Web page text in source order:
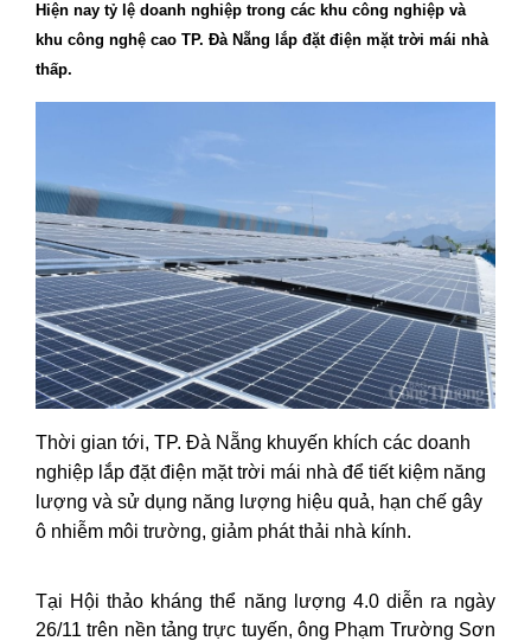
Hiện nay tỷ lệ doanh nghiệp trong các khu công nghiệp và
khu công nghệ cao TP. Đà Nẵng lắp đặt điện mặt trời mái nhà
thấp.
Thời gian tới, TP. Đà Nẵng khuyến khích các doanh
nghiệp lắp đặt điện mặt trời mái nhà để tiết kiệm năng
lượng và sử dụng năng lượng hiệu quả, hạn chế gây
ô nhiễm môi trường, giảm phát thải nhà kính.
Tại Hội thảo kháng thể năng lượng 4.0 diễn ra ngày
26/11 trên nền tảng trực tuyến, ông Phạm Trường Sơn